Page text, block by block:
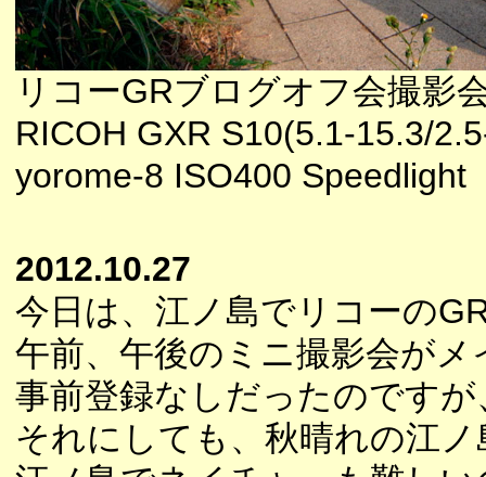
リコーGRブログオフ会撮影
RICOH GXR S10(5.1-15.3/
yorome-8 ISO400 Speedlight
2012.10.27
今日は、江ノ島でリコーの
午前、午後のミニ撮影会が
事前登録なしだったのです
それにしても、秋晴れの江